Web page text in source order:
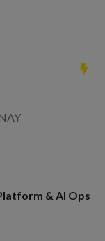
& AI Ops